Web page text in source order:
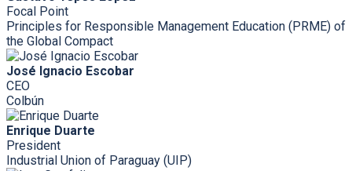
Focal Point
Principles for Responsible Management Education (PRME) of
the Global Compact
José Ignacio Escobar
CEO
Colbún
Enrique Duarte
President
Industrial Union of Paraguay (UIP)